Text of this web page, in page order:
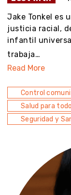
Jake Tonkel es
justicia racial,
infantil
trabaja…
Read More
Control
Salud para
Seguridad y